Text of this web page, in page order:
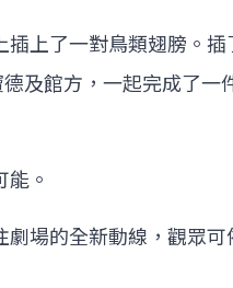
上了一對鳥類翅膀。
及館方，一起完成了一
。
場的全新動線，觀眾